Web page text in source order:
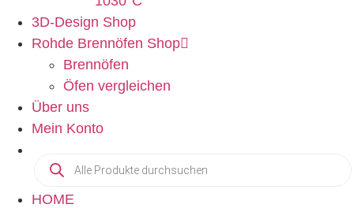
3D-Design Shop
Rohde Brennöfen Shop
Brennöfen
Öfen vergleichen
Über uns
Mein Konto
HOME